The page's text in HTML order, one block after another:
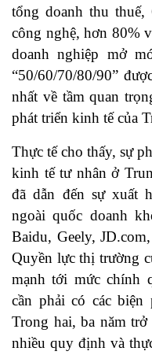
tổng doanh thu
công nghệ, hơn 80%
doanh nghiệp mở
“50/60/70/80/90”
nhất về tầm quan
phát triển kinh tế của
Thực tế cho thấy, sự
kinh tế tư nhân ở
đã dẫn đến sự xuất
ngoài quốc doanh
Baidu, Geely,
Quyền lực thị trường
mạnh tới mức chính
cần phải có các biện
Trong hai, ba năm
nhiều quy định và